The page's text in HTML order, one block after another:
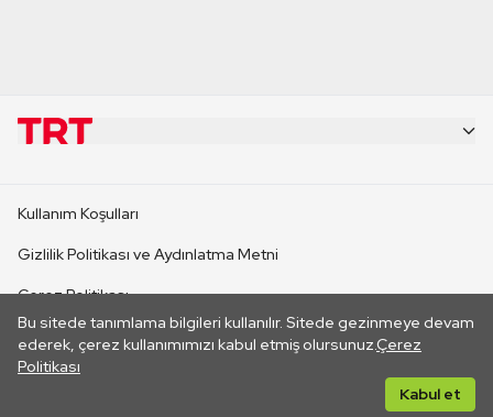
Bu sitede tanımlama bilgileri kullanılır. Sitede gezinmeye devam
ederek, çerez kullanımımızı kabul etmiş olursunuz.Çerez
Politikası
Kabul et
CANLI YAYINLAR
Kullanım Koşulları
Gizlilik Politikası ve Aydınlatma Metni
Çerez Politikası
İletişim
Her hakkı saklıdır. ©2026 TRT. Bağlantı yoluyla gidilen dış